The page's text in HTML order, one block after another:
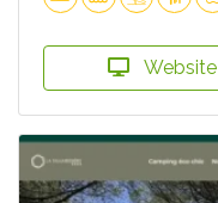
Website